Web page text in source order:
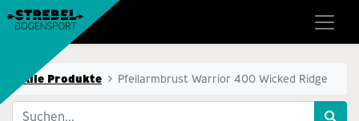
Alle Produkte Pfeilarmbrust Warrior 400 Wicked Ridge